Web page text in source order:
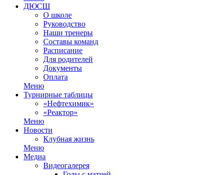
ДЮСШ
О школе
Руководство
Наши тренеры
Составы команд
Расписание
Для родителей
Документы
Оплата
Меню
Турнирные таблицы
«Нефтехимик»
«Реактор»
Меню
Новости
Клубная жизнь
Меню
Медиа
Видеогалерея